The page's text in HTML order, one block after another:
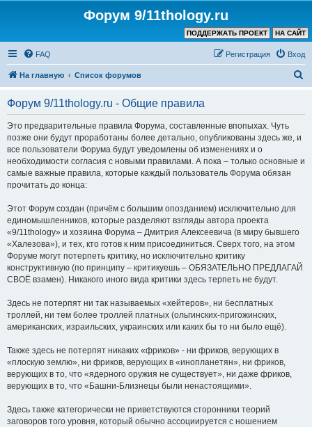
Форум 9/11thology.ru
НА САЙТ
ПОДДЕРЖАТЬ ПРОЕКТ
FAQ Вход
Регистрация
На главную Список форумов
Форум 9/11thology.ru - Общие правила
Это предварительные правила Форума, составленные впопыхах. Чуть
позже они будут проработаны более детально, опубликованы здесь же, и
все пользователи Форума будут уведомлены об изменениях и о
необходимости согласия с новыми правилами. А пока – только основные и
самые важные правила, которые каждый пользователь Форума обязан
прочитать до конца:
Этот Форум создан (причём с большим опозданием) исключительно для
единомышленников, которые разделяют взгляды автора проекта
«9/11thology» и хозяина Форума – Дмитрия Алексеевича (в миру бывшего
«Халезова»), и тех, кто готов к ним присоединиться. Сверх того, на этом
Форуме могут потерпеть критику, но исключительно критику
конструктивную (по принципу – критикуешь – ОБЯЗАТЕЛЬНО ПРЕДЛАГАЙ
СВОЁ взамен). Никакого иного вида критики здесь терпеть не будут.
Здесь не потерпят ни так называемых «хейтеров», ни бесплатных
троллей, ни тем более троллей платных (ольгинских-пригожинских,
американских, израильских, украинских или каких бы то ни было ещё).
Также здесь не потерпят никаких «фриков» - ни фриков, верующих в
«плоскую землю», ни фриков, верующих в «инопланетян», ни фриков,
верующих в то, что «ядерного оружия не существует», ни даже фриков,
верующих в то, что «Башни-Близнецы были ненастоящими».
Здесь также категорически не приветствуются сторонники теорий
заговоров того уровня, который обычно ассоциируется с ношением